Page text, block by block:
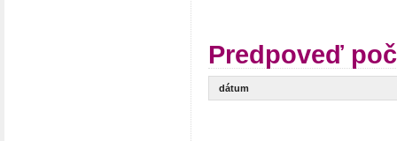
Predpoveď
dátum